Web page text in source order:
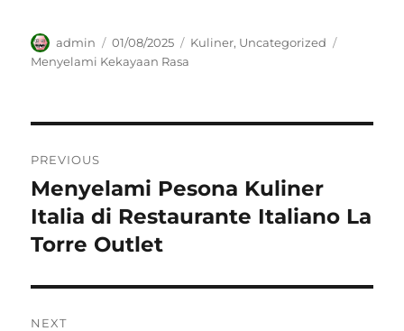
Author
admin
Posted
on
01/08/2025 Categories
Kuliner, Uncategorized
Menyelami Kekayaan Rasa
pos
PREVIOUS
Previous
post:
Menyelami Pesona Kuliner
Italia di Restaurante Italiano La
Torre Outlet
NEXT